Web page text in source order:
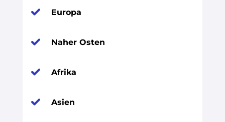
Europa
Naher Osten
Afrika
Asien